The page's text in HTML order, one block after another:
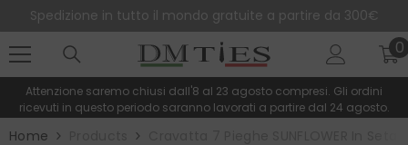
Spedizione in tutto il mondo gratuite a partire da 300€
00
Attenzione saremo chiusi dall'8 al 23 agosto compresi. Gli ordini
ricevuti in questo periodo saranno lavorati a partire dal 24 agosto.
Home